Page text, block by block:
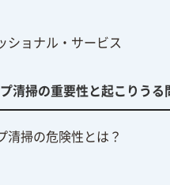
ショナル・サービス
清掃の重要性と起こりうる
清掃の危険性とは？